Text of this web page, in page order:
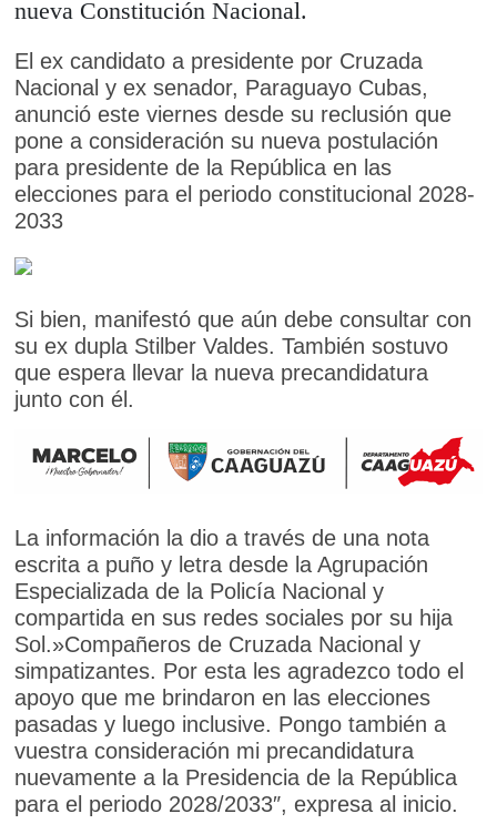
nueva Constitución Nacional.
El ex candidato a presidente por Cruzada
Nacional y ex senador, Paraguayo Cubas,
anunció este viernes desde su reclusión que
pone a consideración su nueva postulación
para presidente de la República en las
elecciones para el periodo constitucional 2028-
2033
Si bien, manifestó que aún debe consultar con
su ex dupla Stilber Valdes. También sostuvo
que espera llevar la nueva precandidatura
junto con él.
La información la dio a través de una nota
escrita a puño y letra desde la Agrupación
Especializada de la Policía Nacional y
compartida en sus redes sociales por su hija
Sol.»Compañeros de Cruzada Nacional y
simpatizantes. Por esta les agradezco todo el
apoyo que me brindaron en las elecciones
pasadas y luego inclusive. Pongo también a
vuestra consideración mi precandidatura
nuevamente a la Presidencia de la República
para el periodo 2028/2033″, expresa al inicio.